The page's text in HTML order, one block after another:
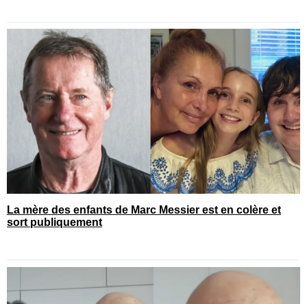
La mère des enfants de Marc Messier est en colère et
sort publiquement